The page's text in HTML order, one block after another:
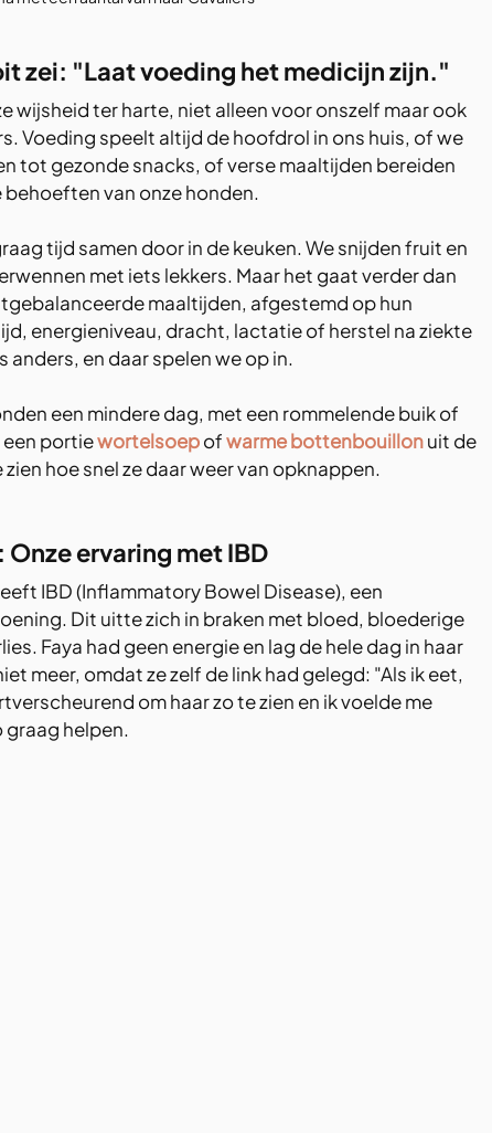
zei: "Laat voeding het medicijn zijn."
wijsheid ter harte, niet alleen voor onszelf maar ook
Voeding speelt altijd de hoofdrol in ons huis, of we
tot gezonde snacks, of verse maaltijden bereiden
van onze honden.
tijd samen door in de keuken. We snijden fruit en
met iets lekkers. Maar het gaat verder dan
maaltijden, afgestemd op hun
energieniveau, dracht, lactatie of herstel na ziekte
en daar spelen we op in.
een mindere dag, met een rommelende buik of
portie wortelsoep of warme bottenbouillon uit de
hoe snel ze daar weer van opknappen.
ervaring met IBD
IBD (Inflammatory Bowel Disease), een
Dit uitte zich in braken met bloed, bloederige
Faya had geen energie en lag de hele dag in haar
meer, omdat ze zelf de link had gelegd: "Als ik eet,
om haar zo te zien en ik voelde me
graag helpen.